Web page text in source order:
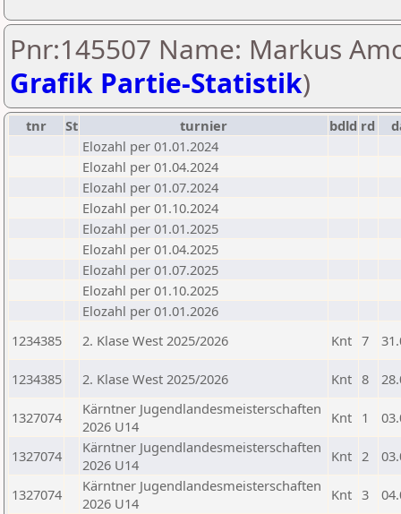
Pnr:145507 Name: Markus
Grafik Partie-Statistik)
tnr St turnier bdld rd
Elozahl per 01.01.2024
Elozahl per 01.04.2024
Elozahl per 01.07.2024
Elozahl per 01.10.2024
Elozahl per 01.01.2025
Elozahl per 01.04.2025
Elozahl per 01.07.2025
Elozahl per 01.10.2025
Elozahl per 01.01.2026
1234385
2. Klase West 2025/2026 Knt 7
1234385 2. Klase West 2025/2026 Knt 8
1327074
Kärntner Jugendlandesmeisterschaften
2026 U14
Knt 1
1327074
Kärntner Jugendlandesmeisterschaften
2026 U14
Knt 2
1327074
Kärntner Jugendlandesmeisterschaften
2026 U14
Knt 3